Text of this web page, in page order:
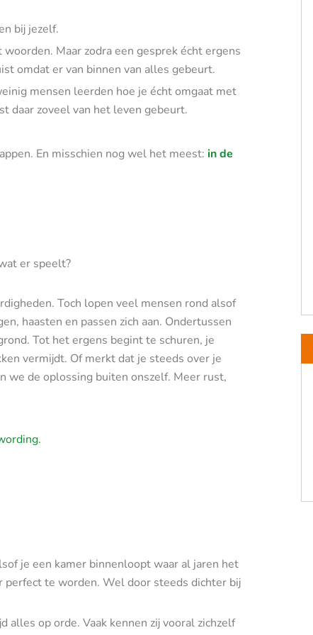
bij jezelf.
Maar zodra een gesprek écht ergens
omdat er van binnen van alles gebeurt.
mensen leerden hoe je écht omgaat met
daar zoveel van het leven gebeurt.
En misschien nog wel het meest: in de
er speelt?
Toch lopen veel mensen rond alsof
haasten en passen zich aan. Ondertussen
Tot het ergens begint te schuren, je
vermijdt. Of merkt dat je steeds over je
we de oplossing buiten onszelf. Meer rust,
je een kamer binnenloopt waar al jaren het
te worden. Wel door steeds dichter bij
op orde. Vaak kennen zij vooral zichzelf